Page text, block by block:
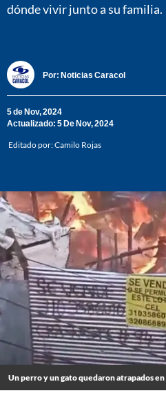
dónde vivir junto a su familia.
Por: Noticias Caracol
5 de Nov, 2024
Actualizado: 5 De Nov, 2024
Editado por:Camilo Rojas
Un perro y un gato quedaron atrapados en